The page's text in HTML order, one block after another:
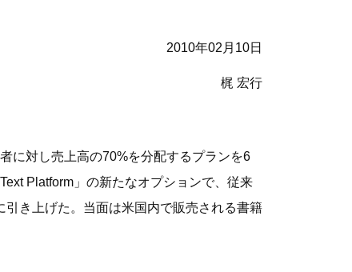
2010年02月10日
梶 宏行
に対し売上高の70%を分配するプランを6
Platform」の新たなオプションで、従来
き上げた。当面は米国内で販売される書籍